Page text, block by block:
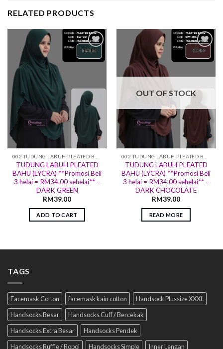
RELATED PRODUCTS
Add to
wishlist
TUDUNG LABUH PLEATED
BAHU (LYCRA) **Promosi Beli
3 helai = RM34.00 sehelai** –
DARK GREEN
RM39.00
ADD TO CART
Add to
wishlist
OUT OF STOCK
TUDUNG LABUH PLEATED
BAHU (LYCRA) **Promosi Beli
3 helai = RM34.00 sehelai** –
DARK CHOCOLATE
RM39.00
READ MORE
TAGS
Facemask Cotton facemask kain cotton
Handsock Plussize XXXL
Handsocks Besar
Handsocks Cuff / Bercekak
Handsocks Extra Besar
Handsocks Pendek
Handsocks Ruffle / Ropol
Handsocks Simple Inner Lengan